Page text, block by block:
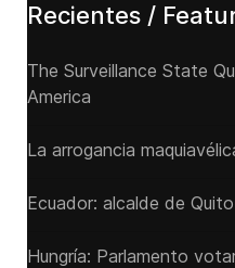
Recientes /
The Surveillance State
America
La arrogancia
Ecuador: alcalde de
Hungría: Parlamento